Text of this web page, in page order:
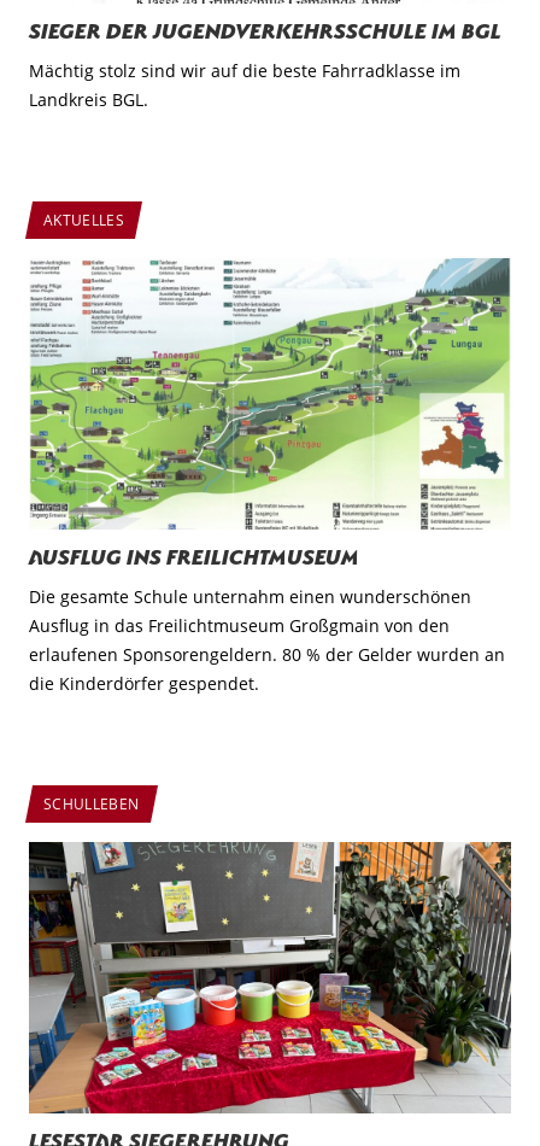
Sieger der Jugendverkehrsschule im BGL
Mächtig stolz sind wir auf die beste Fahrradklasse im
Landkreis BGL.
AKTUELLES
Ausflug ins Freilichtmuseum
Die gesamte Schule unternahm einen wunderschönen
Ausflug in das Freilichtmuseum Großgmain von den
erlaufenen Sponsorengeldern. 80 % der Gelder wurden an
die Kinderdörfer gespendet.
SCHULLEBEN
Lesestar Siegerehrung